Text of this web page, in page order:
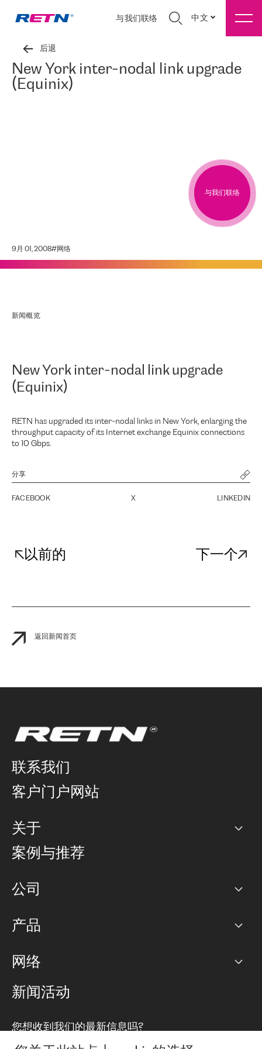
与我们联络 中文
后退
New York inter-nodal link upgrade
(Equinix)
9月 01, 2008#网络
与我们联络
新闻概览
New York inter-nodal link upgrade
(Equinix)
RETN has upgraded its inter-nodal links in New York, enlarging the
throughput capacity of its Internet exchange Equinix connections
to 10 Gbps.
分享
FACEBOOK X LINKEDIN
以前的 下一个
返回新闻首页
联系我们
客户门户网站
关于
公司
案例与推荐
公司
PoP 点
对等互联政策
RTT Map
产品
互联网
远程 IX
云连接
网络
可控全球私用网络
BGP 解决方案
TRANSKZ
新闻活动
您想收到我们的最新信息吗?